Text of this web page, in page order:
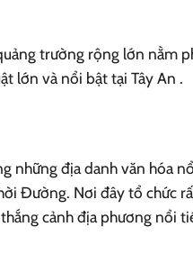
trường rộng lớn nằm
lớn và nổi bật tại Tây An .
những địa danh văn hóa
Đường. Nơi đây tổ chức
cảnh địa phương nổi